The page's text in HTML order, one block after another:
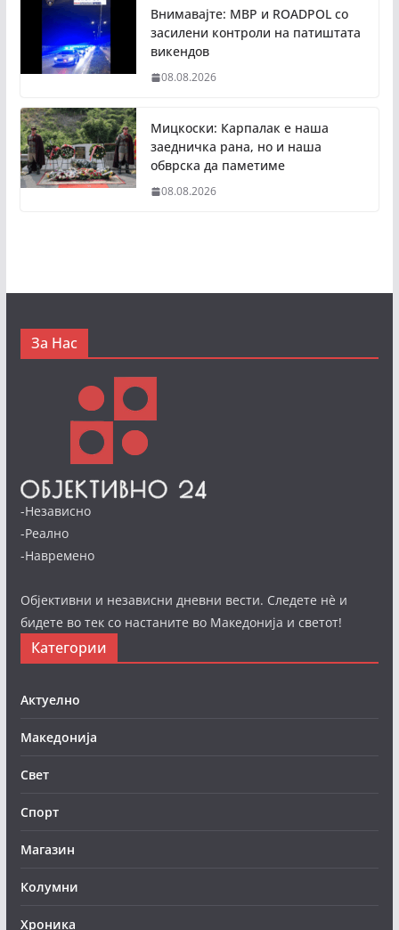
Внимавајте: МВР и ROADPOL со
засилени контроли на патиштата
викендов
08.08.2026
Мицкоски: Карпалак е наша
заедничка рана, но и наша
обврска да паметиме
08.08.2026
За Нас
-Независно
-Реално
-Навремено
Објективни и независни дневни вести. Следете нè и
бидете во тек со настаните во Македонија и светот!
Категории
Актуелно
Македонија
Свет
Спорт
Магазин
Колумни
Хроника